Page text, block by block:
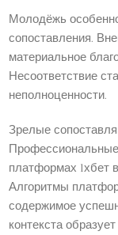
Молодёжь
сопоставления.
материальное
Несоответствие
неполноценности.
Зрелые
платформах 1хбет
Алгоритмы
содержимое
контекста